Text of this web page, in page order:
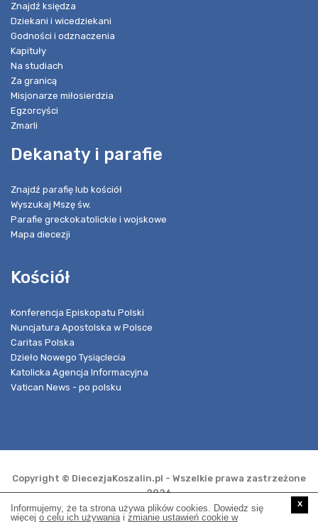
Znajdź księdza
Dziekani i wicedziekani
Godności i odznaczenia
Kapituły
Na studiach
Za granicą
Misjonarze miłosierdzia
Egzorcyści
Zmarli
Dekanaty i parafie
Znajdź parafię lub kościół
Wyszukaj Mszę św.
Parafie greckokatolickie i wojskowe
Mapa diecezji
Kościół
Konferencja Episkopatu Polski
Nuncjatura Apostolska w Polsce
Caritas Polska
Dzieło Nowego Tysiąclecia
Katolicka Agencja Informacyjna
Vatican News - po polsku
Copyright © DiecezjaKoszalin.pl - Wszelkie prawa zastrzeżone
2026
Informujemy, że ta strona używa plików cookies. Dowiedz się
więcej o celu ich używaniai zmianie ustawień cookie w
x